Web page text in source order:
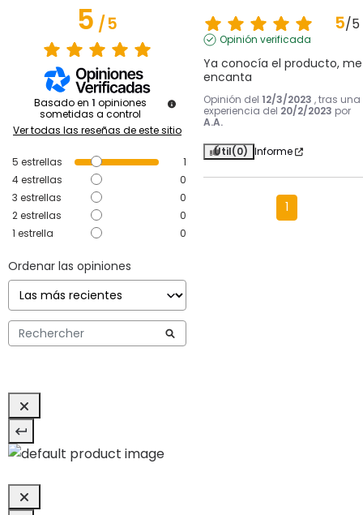
5/5
Basado en 1 opiniones
sometidas a control
Ver todas las reseñas de este sitio
5 estrellas
1
4estrellas
0
3 estrellas
0
2estrellas
0
1 estrella 0
Ordenar las opiniones
5/5
Opinión verificada
Ya conocía el producto, me
encanta
Opinión del 12/3/2023 , tras una
experiencia del 20/2/2023 por
A.A.
Útil(0) Informe
1